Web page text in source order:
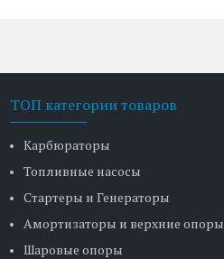
ТОП категории товаров
Карбюраторы
Топливные насосы
Стартеры и Генераторы
Амортизаторы и верхние опоры
Шаровые опоры